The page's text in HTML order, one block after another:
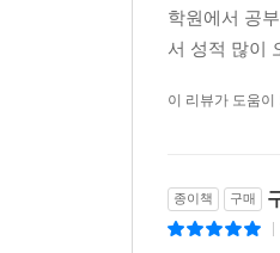
학원에서 공
서 성적 많이
이 리뷰가 도움이
종이책 구매